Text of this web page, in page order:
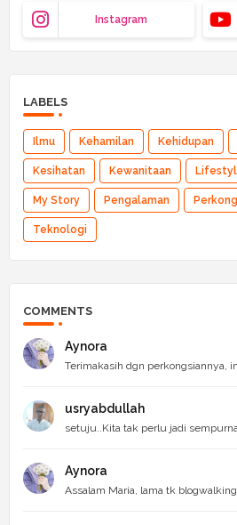
Instagram
LABELS
Ilmu Kehamilan Kehidupan
Kesihatan Kewanitaan
My Story Pengalaman
Teknologi
COMMENTS
Aynora
Terimakasih dgn perkongsiannya,
usryabdullah
setuju..Kita tak perlu jadi
Aynora
Assalam Maria, lama tk